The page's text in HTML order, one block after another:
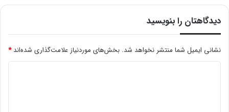
دیدگاهتان را بنویسید
نشانی ایمیل شما منتشر نخواهد شد. بخش‌های موردنیاز علامت‌گذاری شده‌اند*